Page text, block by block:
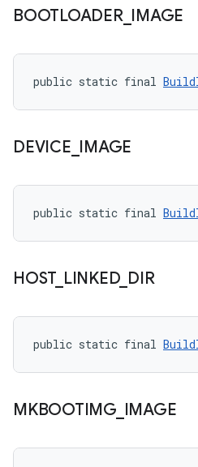
BOOTLOADER_ IMAGE
public static final
DEVICE IMAGE
public static final
HOST_ LINKED_ DIR
public static final
MKBOOTIMG_ IMAGE